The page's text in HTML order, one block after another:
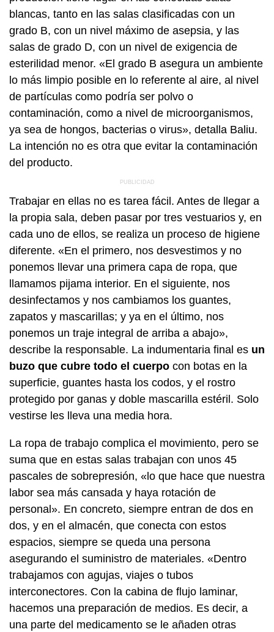
blancas, tanto en las salas clasificadas con un
grado B, con un nivel máximo de asepsia, y las
salas de grado D, con un nivel de exigencia de
esterilidad menor. «El grado B asegura un ambiente
lo más limpio posible en lo referente al aire, al nivel
de partículas como podría ser polvo o
contaminación, como a nivel de microorganismos,
ya sea de hongos, bacterias o virus», detalla Baliu.
La intención no es otra que evitar la contaminación
del producto.
Trabajar en ellas no es tarea fácil. Antes de llegar a
la propia sala, deben pasar por tres vestuarios y, en
cada uno de ellos, se realiza un proceso de higiene
diferente. «En el primero, nos desvestimos y no
ponemos llevar una primera capa de ropa, que
llamamos pijama interior. En el siguiente, nos
desinfectamos y nos cambiamos los guantes,
zapatos y mascarillas; y ya en el último, nos
ponemos un traje integral de arriba a abajo»,
describe la responsable. La indumentaria final es un
buzo que cubre todo el cuerpo con botas en la
superficie, guantes hasta los codos, y el rostro
protegido por ganas y doble mascarilla estéril. Solo
vestirse les lleva una media hora.
La ropa de trabajo complica el movimiento, pero se
suma que en estas salas trabajan con unos 45
pascales de sobrepresión, «lo que hace que nuestra
labor sea más cansada y haya rotación de
personal». En concreto, siempre entran de dos en
dos, y en el almacén, que conecta con estos
espacios, siempre se queda una persona
asegurando el suministro de materiales. «Dentro
trabajamos con agujas, viajes o tubos
interconectores. Con la cabina de flujo laminar,
hacemos una preparación de medios. Es decir, a
una parte del medicamento se le añaden otras